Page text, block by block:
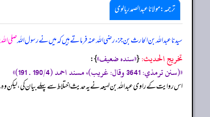
ترجمہ:مولانا عبدالصمد ریالوی
سیدنا عبداللہ بن الحارث بن جزء رضی اللہ عنہ فرماتے ہیں کہ میں نے رسول اللہصلی
تخریج الحدیث:{«‏‏‏‏سنده ضعيف»‏‏‏‏ }:
«(سنن ترمذي: 3641 وقال: غريب)، مسند احمد (190/4 . 191)»
اس روایت کے راوی عبداللہ بن لہیعہ نے یہ حدیث اختلاط سے پہلے بیان کی، لیکن وہ